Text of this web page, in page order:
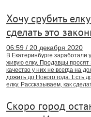
Хочу срубить
сделать это
06:59 / 20 декабря 2020
В Екатеринбурге
живую елку. Продавцы
качество у них не всегда на
дожить до Нового года. Есть
елку. Рассказываем, как
Скоро город